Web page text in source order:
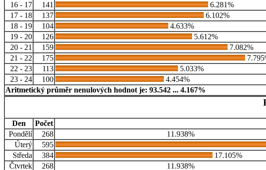
16 - 17
141
6.281%
17 - 18
137
6.102%
18 - 19
104
4.633%
19 - 20
126
5.612%
20 - 21
159
7.082%
21 - 22
175
22 - 23
113
5.033%
23 - 24
100
4.454%
Aritmetický průměr nenulových hodnot je: 93.542 ... 4.167%
Den Počet
Pondělí
268
11.938%
Úterý
595
Středa
384
17.105%
Čtvrtek
268 11.938%